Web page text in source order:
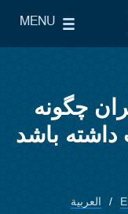
The
MENU
Main Menu
چگونه
باشد
العربية